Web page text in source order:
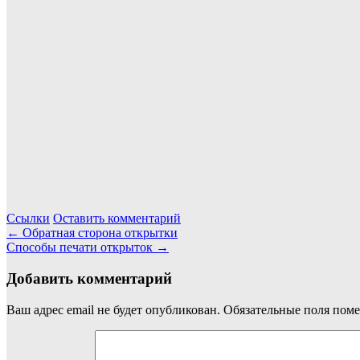
Ссылки Оставить комментарий
Навигация
по
← Обратная сторона открытки
Способы печати открыток →
Добавить комментарий
Ваш адрес email не будет опубликован. Обязательные поля